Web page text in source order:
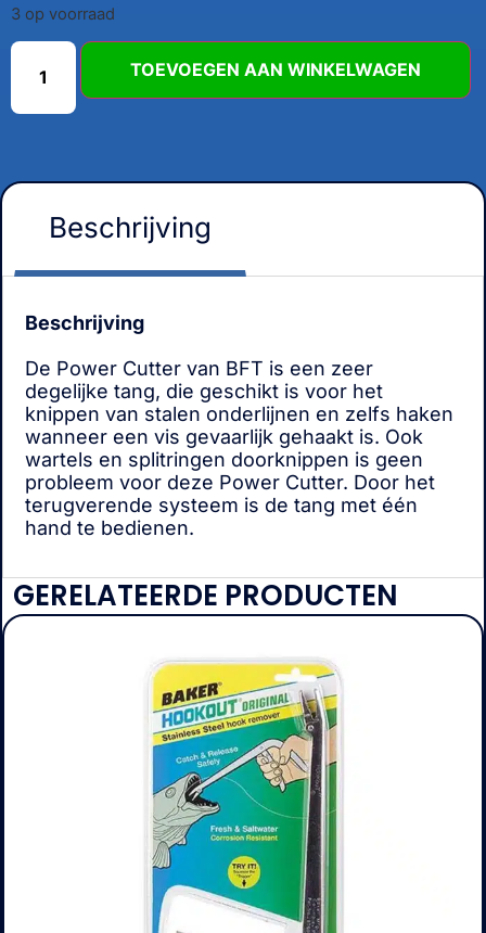
3 op voorraad
TOEVOEGEN AAN WINKELWAGEN
Beschrijving
Beschrijving
De Power Cutter van BFT is een zeer
degelijke tang, die geschikt is voor het
knippen van stalen onderlijnen en zelfs haken
wanneer een vis gevaarlijk gehaakt is. Ook
wartels en splitringen doorknippen is geen
probleem voor deze Power Cutter. Door het
terugverende systeem is de tang met één
hand te bedienen.
GERELATEERDE PRODUCTEN